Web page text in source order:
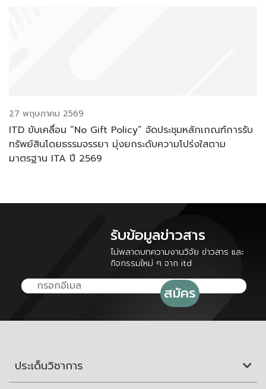
27 พฤษภาคม 2569
ITD ขับเคลื่อน “No Gift Policy” จัดประชุมหลักเกณฑ์การรับ
ทรัพย์สินโดยธรรมจรรยา มุ่งยกระดับความโปร่งใสตาม
มาตรฐาน ITA ปี 2569
รับข้อมูลข่าวสาร
ไม่พลาดบทความงานวิจัย ข่าวสาร และ
กิจกรรมใหม่ ๆ จาก itd
ประเด็นวิชาการ